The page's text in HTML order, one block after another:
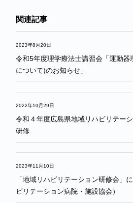
関連記事
2023年8月20日
令和5年度理学療法士講習会「運動器
について)のお知らせ」
2022年10月29日
令和４年度広島県地域リハビリテー
研修
2023年11月10日
「地域リハビリテーション研修会」
ビリテーション病院・施設協会）